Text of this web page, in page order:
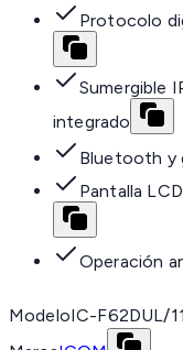
Protocolo
Sumergible
integrado
Bluetooth y
Pantalla
Operación
ModeloIC-F62DUL/11